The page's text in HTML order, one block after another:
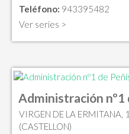
Teléfono: 943395482
Ver series >
Administración nº1
VIRGEN DE LA ERMITANA,
(CASTELLON)